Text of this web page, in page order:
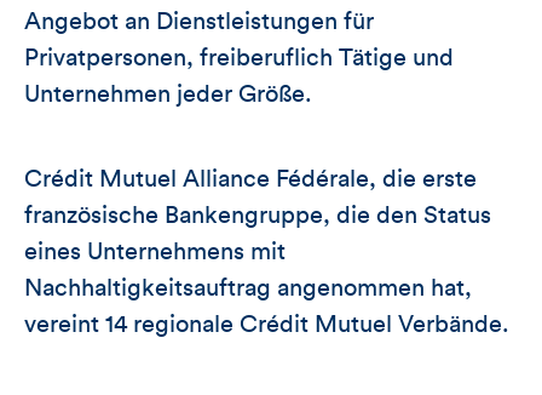
Angebot an Dienstleistungen für
Privatpersonen, freiberuflich Tätige und
Unternehmen jeder Größe.
Crédit Mutuel Alliance Fédérale, die erste
französische Bankengruppe, die den Status
eines Unternehmens mit
Nachhaltigkeitsauftrag angenommen hat,
vereint 14 regionale Crédit Mutuel Verbände.